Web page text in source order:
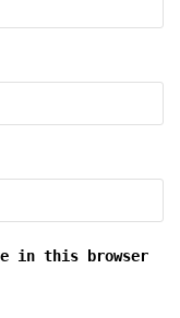
in this browser